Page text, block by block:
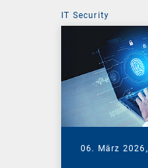
IT Security
06. März 2026,